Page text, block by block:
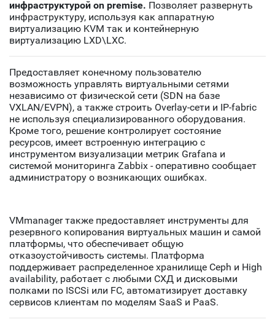
инфраструктурой on premise. Позволяет развернуть
инфраструктуру, используя как аппаратную
виртуализацию KVM так и контейнерную
виртуализацию LXD\LXC.
Предоставляет конечному пользователю
возможность управлять виртуальными сетями
независимо от физической сети (SDN на базе
VXLAN/EVPN), а также строить Overlay-сети и IP-fabric
не используя специализированного оборудования.
Кроме того, решение контролирует состояние
ресурсов, имеет встроенную интеграцию с
инструментом визуализации метрик Grafana и
системой мониторинга Zabbix - оперативно сообщает
администратору о возникающих ошибках.
VMmanager также предоставляет инструменты для
резервного копирования виртуальных машин и самой
платформы, что обеспечивает общую
отказоустойчивость системы. Платформа
поддерживает распределенное хранилище Ceph и High
availability, работает с любыми СХД и дисковыми
полками по ISCSi или FC, автоматизирует доставку
сервисов клиентам по моделям SaaS и PaaS.